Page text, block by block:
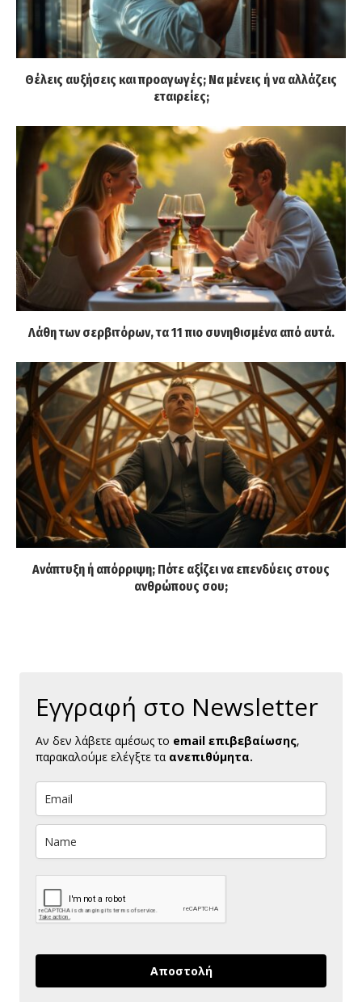
Θέλεις αυξήσεις και προαγωγές; Να μένεις ή να αλλάζεις
εταιρείες;
Λάθη των σερβιτόρων, τα 11 πιο συνηθισμένα από αυτά.
Ανάπτυξη ή απόρριψη; Πότε αξίζει να επενδύεις στους
ανθρώπους σου;
Εγγραφή στο Newsletter
Αν δεν λάβετε αμέσως το email επιβεβαίωσης,
παρακαλούμε ελέγξτε τα ανεπιθύμητα.
Αποστολή